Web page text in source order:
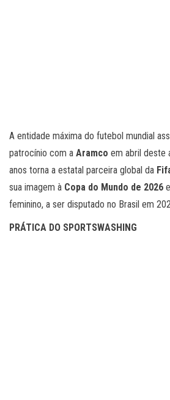
A entidade máxima do futebol mundial
patrocínio com a Aramco em abril deste
anos torna a estatal parceira global da
sua imagem à Copa do Mundo de 2026
feminino, a ser disputado no Brasil em
PRÁTICA DO SPORTSWASHING